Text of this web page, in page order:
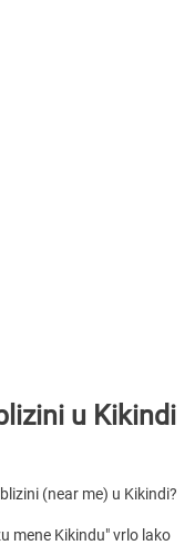
u Kikindi
(near me) u Kikindi?
mene Kikindu" vrlo lako